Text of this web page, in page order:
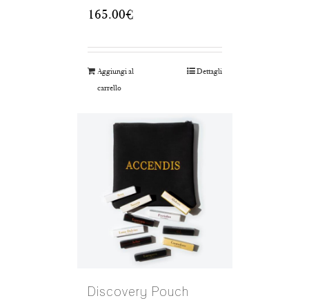
165.00€
Aggiungi al
carrello
Dettagli
Discovery Pouch